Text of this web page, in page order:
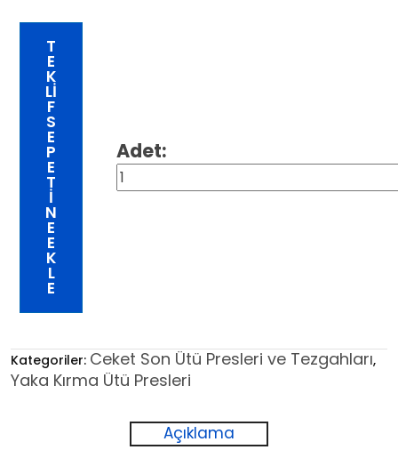
T
E
K
LI
F
S
E
P
E
T
I
N
E
E
K
L
E
Kategoriler: Ceket Son Ütü Presleri ve Tezgahları,
Yaka Kırma Ütü Presleri
Açıklama